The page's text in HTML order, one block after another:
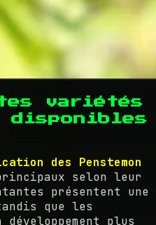
variétés
disponibles
des Penstemon
selon leur
présentent une
que les
plus